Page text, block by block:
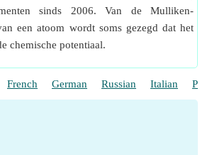
sinds 2006. Van de Mulliken-
een atoom wordt soms gezegd dat het
chemische potentiaal.
French German Russian Italian